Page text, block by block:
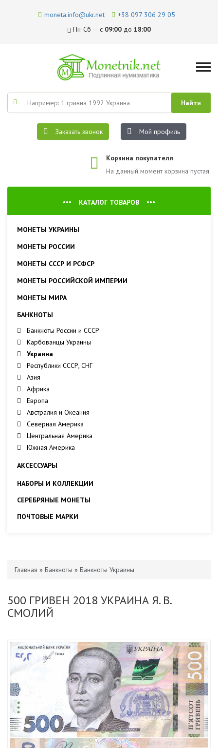
moneta.info@ukr.net
+38 097 306 29 05
Пн-Сб — с 09:00 до 18:00
Заказать звонок Мой профиль
Корзина покупателя
На данный момент корзина пустая.
КАТАЛОГ ТОВАРОВ
МОНЕТЫ УКРАИНЫ
МОНЕТЫ РОССИИ
МОНЕТЫ СССР И РСФСР
МОНЕТЫ РОССИЙСКОЙ ИМПЕРИИ
МОНЕТЫ МИРА
БАНКНОТЫ
Банкноты России и СССР
Карбованцы Украины
Украина
Республики СССР, СНГ
Азия
Африка
Европа
Австралия и Океания
Северная Америка
Центральная Америка
Южная Америка
АКСЕССУАРЫ
НАБОРЫ И КОЛЛЕКЦИИ
СЕРЕБРЯНЫЕ МОНЕТЫ
ПОЧТОВЫЕ МАРКИ
Главная » Банкноты » Банкноты Украины
500 ГРИВЕН 2018 УКРАИНА Я. В.
СМОЛИЙ